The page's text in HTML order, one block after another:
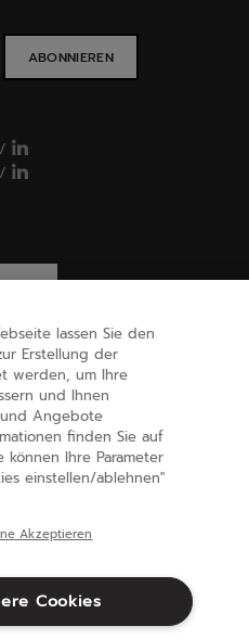
ABONNIEREN
/
/
ab
lassen Sie den
Erstellung der
werden, um Ihre
und Ihnen
Angebote
finden Sie auf
können Ihre Parameter
einstellen/ablehnen"
Akzeptieren
Cookies